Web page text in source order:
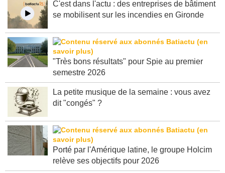
C'est dans l'actu : des entreprises de bâtiment
"Très bons résultats" pour Spie au premier
La petite musique de la semaine : vous avez
Porté par l'Amérique latine, le groupe Holcim